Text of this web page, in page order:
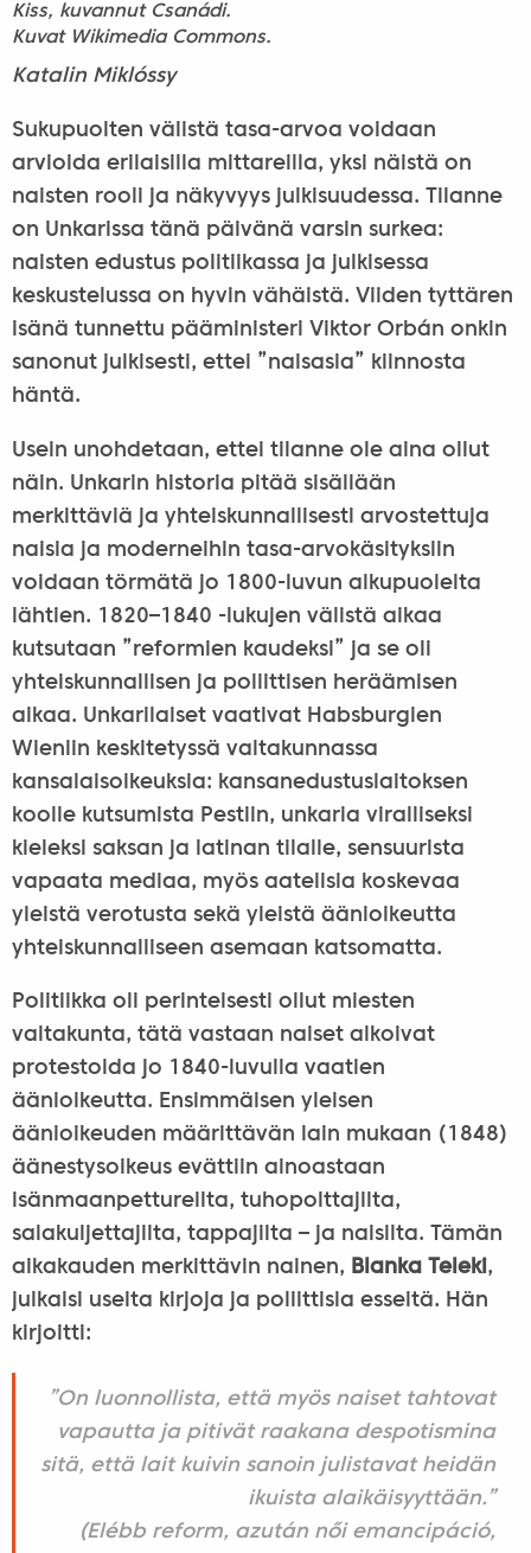
Kiss, kuvannut Csanádi.
Kuvat Wikimedia Commons.
Katalin Miklóssy
Sukupuolten välistä tasa-arvoa voidaan
arvioida erilaisilla mittareilla, yksi näistä on
naisten rooli ja näkyvyys julkisuudessa. Tilanne
on Unkarissa tänä päivänä varsin surkea:
naisten edustus politiikassa ja julkisessa
keskustelussa on hyvin vähäistä. Viiden tyttären
isänä tunnettu pääministeri Viktor Orbán onkin
sanonut julkisesti, ettei ”naisasia” kiinnosta
häntä.
Usein unohdetaan, ettei tilanne ole aina ollut
näin. Unkarin historia pitää sisällään
merkittäviä ja yhteiskunnallisesti arvostettuja
naisia ja moderneihin tasa-arvokäsityksiin
voidaan törmätä jo 1800-luvun alkupuolelta
lähtien. 1820–1840 -lukujen välistä aikaa
kutsutaan ”reformien kaudeksi” ja se oli
yhteiskunnallisen ja poliittisen heräämisen
aikaa. Unkarilaiset vaativat Habsburgien
Wieniin keskitetyssä valtakunnassa
kansalaisoikeuksia: kansanedustuslaitoksen
koolle kutsumista Pestiin, unkaria viralliseksi
kieleksi saksan ja latinan tilalle, sensuurista
vapaata mediaa, myös aatelisia koskevaa
yleistä verotusta sekä yleistä äänioikeutta
yhteiskunnalliseen asemaan katsomatta.
Politiikka oli perinteisesti ollut miesten
valtakunta, tätä vastaan naiset alkoivat
protestoida jo 1840-luvulla vaatien
äänioikeutta. Ensimmäisen yleisen
äänioikeuden määrittävän lain mukaan (1848)
äänestysoikeus evättiin ainoastaan
isänmaanpettureilta, tuhopolttajilta,
salakuljettajilta, tappajilta – ja naisilta. Tämän
aikakauden merkittävin nainen, Blanka Teleki ,
julkaisi useita kirjoja ja poliittisia esseitä. Hän
kirjoitti:
”On luonnollista, että myös naiset tahtovat
vapautta ja pitivät raakana despotismina
sitä, että lait kuivin sanoin julistavat heidän
ikuista alaikäisyyttään.”
(Elébb reform, azután női emancipáció,